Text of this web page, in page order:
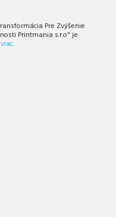
Pre Zvýšenie
Printmania s.r.o" je